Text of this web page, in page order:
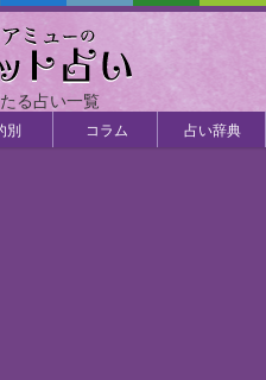
る占い一覧
別 コラム 占い辞典